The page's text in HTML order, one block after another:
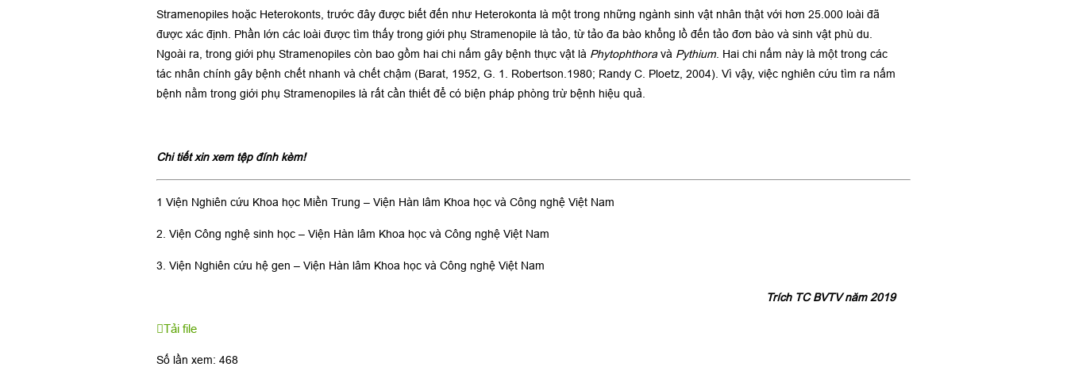
Stramenopiles hoặc Heterokonts, trước đây được biết đến như Heterokonta là một trong những ngành sinh vật nhân thật với hơn 25.000 loài đã
được xác định. Phần lớn các loài được tìm thấy trong giới phụ Stramenopile là tảo, từ tảo đa bào khổng lồ đến tảo đơn bào và sinh vật phù du.
Ngoài ra, trong giới phụ Stramenopiles còn bao gồm hai chi nấm gây bệnh thực vật là Phytophthoravà Pythium . Hai chi nấm này là một trong các
tác nhân chính gây bệnh chết nhanh và chết chậm (Barat, 1952, G. 1. Robertson.1980; Randy C. Ploetz, 2004). Vì vậy, việc nghiên cứu tìm ra nấm
bệnh nằm trong giới phụ Stramenopiles là rất cần thiết để có biện pháp phòng trừ bệnh hiệu quả.
Chi tiết xin xem tệp đính kèm!
1 Viện Nghiên cứu Khoa học Miền Trung – Viện Hàn lâm Khoa học và Công nghệ Việt Nam
2. Viện Công nghệ sinh học – Viện Hàn lâm Khoa học và Công nghệ Việt Nam
3. Viện Nghiên cứu hệ gen – Viện Hàn lâm Khoa học và Công nghệ Việt Nam
Trích TC BVTV năm 2019
Tải file
Số lần xem: 468